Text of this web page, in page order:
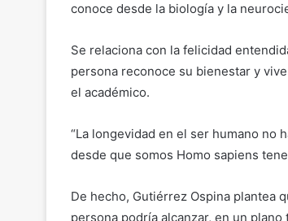
conoce desde la biología y la
Se relaciona con la felicidad
persona reconoce su bienestar y
el académico.
“La longevidad en el ser humano no
desde que somos Homo sapiens
De hecho, Gutiérrez Ospina plantea
persona podría alcanzar, en un